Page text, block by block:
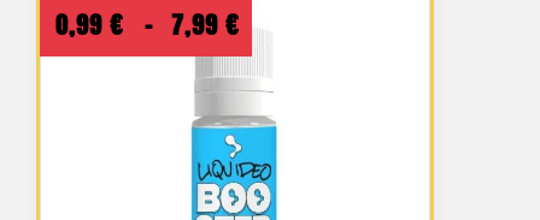
0,99 € – 7,99 € Plage
de
prix :
0,99 €
à